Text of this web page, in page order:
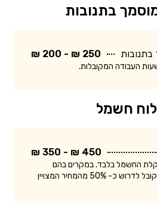
בתנובות
בתנובות 250 ₪ - 200 ₪
העבודה המקובלות.
חשמל
450 ₪ - 350 ₪
החשמל בלבד. במקרים בהם
החשמלאי החליף רכיב, מקובל לדרוש כ- 50% מהמחיר המצויין